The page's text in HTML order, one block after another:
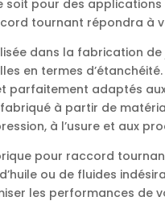
pour des
tournant répondra à
dans la fabrication
en termes
parfaitement adaptés
à partir de
à l’usure et aux
pour raccord
ou de fluides
les performances de